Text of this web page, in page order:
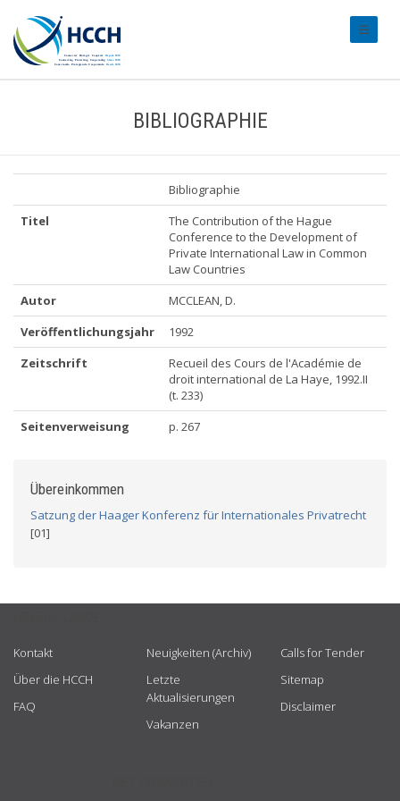
BIBLIOGRAPHIE
Bibliographie
Titel
The Contribution of the Hague
Conference to the Development of
Private International Law in Common
Law Countries
Autor
MCCLEAN, D.
Veröffentlichungsjahr
1992
Zeitschrift
Recueil des Cours de l'Académie de
droit international de La Haye, 1992.II
(t. 233)
Seitenverweisung
p. 267
Übereinkommen
Satzung der Haager Konferenz für Internationales Privatrecht
[01]
Kontakt
Über die HCCH
FAQ
Neuigkeiten (Archiv)
Letzte
Aktualisierungen
Vakanzen
Calls for Tender
Sitemap
Disclaimer